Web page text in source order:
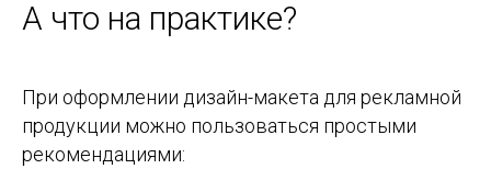
А что на практике?
При оформлении дизайн-макета для рекламной
продукции можно пользоваться простыми
рекомендациями: